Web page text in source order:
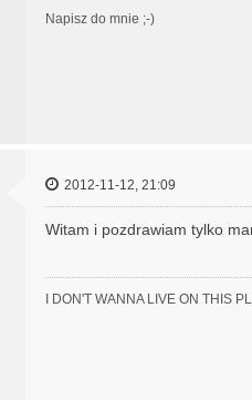
Napisz do mnie ;-)
2012-11-12, 21:09
Witam i pozdrawiam tylko
I DON'T WANNA LIVE ON THIS